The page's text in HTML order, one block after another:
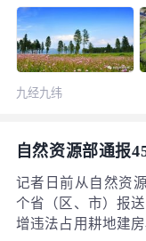
旺盛的生命力。本
交流。
路，坚持规划引领
构建起集中连片、
产、生活、生态用
合整治的“余姚模式
建设高标准农田35.2
副书记、宁波市委
长陈仲朝的批示肯
九经九纬
自然资源部通报
记者日前从自然资
个省（区、市）报
增违法占用耕地建